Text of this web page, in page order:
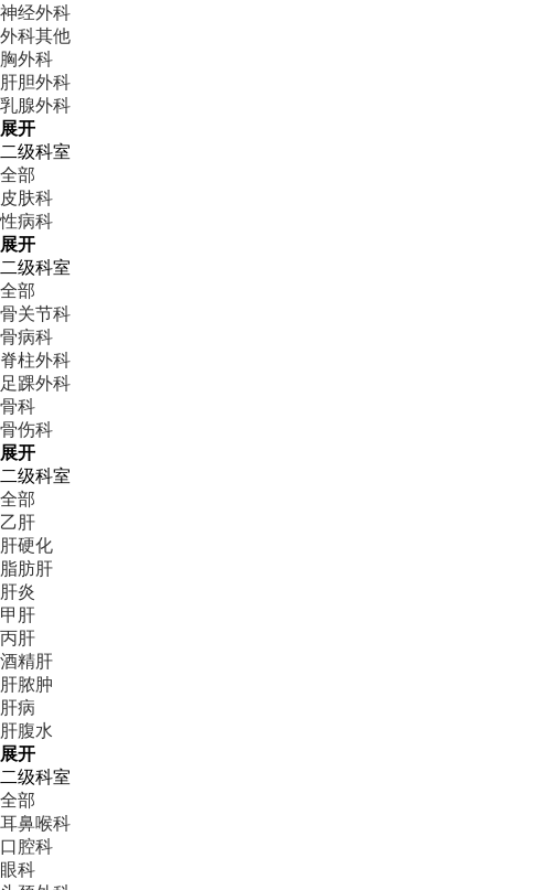
神经外科
外科其他
胸外科
肝胆外科
乳腺外科
展开
二级科室
全部
皮肤科
性病科
展开
二级科室
全部
骨关节科
骨病科
脊柱外科
足踝外科
骨科
骨伤科
展开
二级科室
全部
乙肝
肝硬化
脂肪肝
肝炎
甲肝
丙肝
酒精肝
肝脓肿
肝病
肝腹水
展开
二级科室
全部
耳鼻喉科
口腔科
眼科